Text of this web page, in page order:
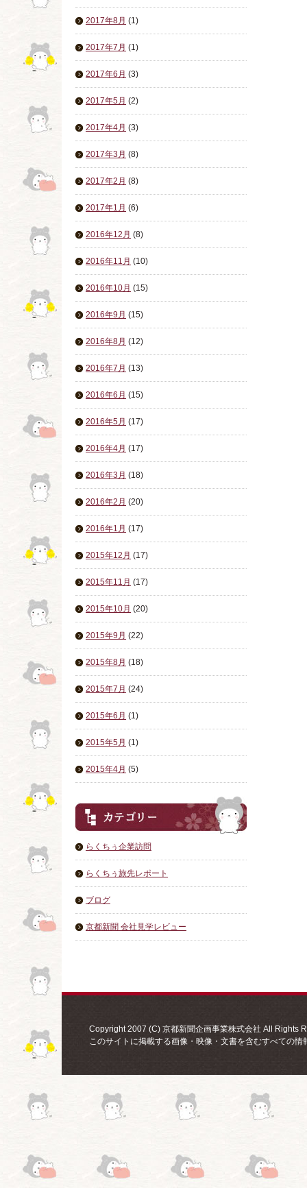
2017年8月 (1)
2017年7月 (1)
2017年6月 (3)
2017年5月 (2)
2017年4月 (3)
2017年3月 (8)
2017年2月 (8)
2017年1月 (6)
2016年12月 (8)
2016年11月 (10)
2016年10月 (15)
2016年9月 (15)
2016年8月 (12)
2016年7月 (13)
2016年6月 (15)
2016年5月 (17)
2016年4月 (17)
2016年3月 (18)
2016年2月 (20)
2016年1月 (17)
2015年12月 (17)
2015年11月 (17)
2015年10月 (20)
2015年9月 (22)
2015年8月 (18)
2015年7月 (24)
2015年6月 (1)
2015年5月 (1)
2015年4月 (5)
らくちぅ企業訪問
らくちぅ旅先レポート
ブログ
京都新聞 会社見学レビュー
Copyright 2007 (C) 京都新聞企画事業株式会社 All Rights
このサイトに掲載する画像・映像・文書を含むすべての